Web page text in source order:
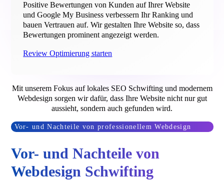
Positive Bewertungen von Kunden auf Ihrer Website
und Google My Business verbessern Ihr Ranking und
bauen Vertrauen auf. Wir gestalten Ihre Website so, dass
Bewertungen prominent angezeigt werden.
Review Optimierung starten
Mit unserem Fokus auf lokales SEO Schwifting und modernem
Webdesign sorgen wir dafür, dass Ihre Website nicht nur gut
aussieht, sondern auch gefunden wird.
Vor- und Nachteile von professionellem Webdesign
Vor- und Nachteile von
Webdesign Schwifting